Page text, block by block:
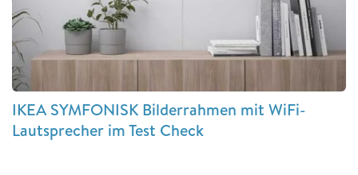
IKEA SYMFONISK Bilderrahmen mit WiFi-
Lautsprecher im Test Check